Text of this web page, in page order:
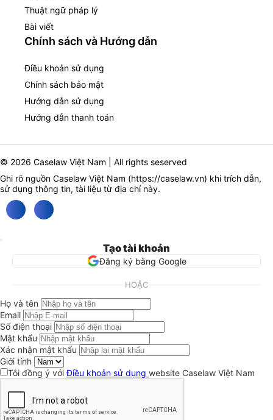
Thuật ngữ pháp lý
Bài viết
Chính sách và Hướng dẫn
Điều khoản sử dụng
Chính sách bảo mật
Hướng dẫn sử dụng
Hướng dẫn thanh toán
© 2026 Caselaw Việt Nam | All rights seserved
Ghi rõ nguồn Caselaw Việt Nam (https://caselaw.vn) khi trích dẫn,
sử dụng thông tin, tài liệu từ địa chỉ này.
Tạo tài khoản
Đăng ký bằng Google
HOẶC
Họ và tên
Email
Số điện thoại
Mật khẩu
Xác nhận mật khẩu
Giới tính
Tôi đồng ý vớiĐiều khoản sử dụng website Caselaw Việt Nam